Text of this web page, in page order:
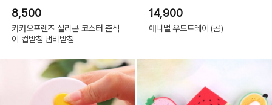
8,500
카카오프렌즈 실리콘 코스터 춘식
이 컵받침 냄비받침
14,900
애니멀 우드트레이 (곰)